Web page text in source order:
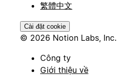
繁體中文
Cài đặt cookie
© 2026 Notion Labs, Inc.
Công ty
Giới thiệu về